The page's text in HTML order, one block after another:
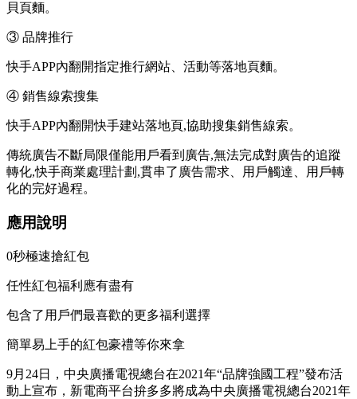
貝頁麵。
③ 品牌推行
快手APP內翻開指定推行網站、活動等落地頁麵。
④ 銷售線索搜集
快手APP內翻開快手建站落地頁,協助搜集銷售線索。
傳統廣告不斷局限僅能用戶看到廣告,無法完成對廣告的追蹤
轉化,快手商業處理計劃,貫串了廣告需求、用戶觸達、用戶轉
化的完好過程。
應用說明
0秒極速搶紅包
任性紅包福利應有盡有
包含了用戶們最喜歡的更多福利選擇
簡單易上手的紅包豪禮等你來拿
9月24日，中央廣播電視總台在2021年“品牌強國工程”發布活
動上宣布，新電商平台拚多多將成為中央廣播電視總台2021年